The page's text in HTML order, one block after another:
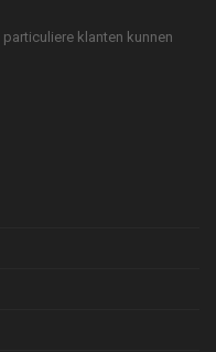
klanten kunnen